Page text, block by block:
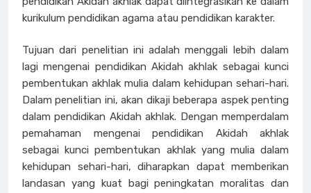
kurikulum pendidikan agama atau pendidikan karakter.
Tujuan dari penelitian ini adalah menggali lebih dalam
lagi mengenai pendidikan Akidah akhlak sebagai kunci
pembentukan akhlak mulia dalam kehidupan sehari-hari.
Dalam penelitian ini, akan dikaji beberapa aspek penting
dalam pendidikan Akidah akhlak. Dengan memperdalam
pemahaman mengenai pendidikan Akidah akhlak
sebagai kunci pembentukan akhlak yang mulia dalam
kehidupan sehari-hari, diharapkan dapat memberikan
landasan yang kuat bagi peningkatan moralitas dan